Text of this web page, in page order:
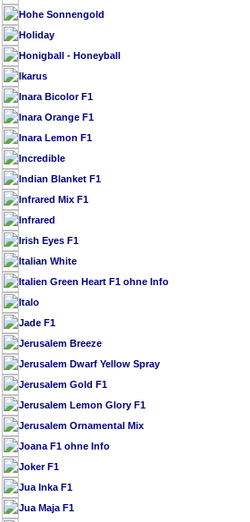
Hohe Sonnengold
Holiday
Honigball - Honeyball
Ikarus
Inara Bicolor F1
Inara Orange F1
Inara Lemon F1
Incredible
Indian Blanket F1
Infrared Mix F1
Infrared
Irish Eyes F1
Italian White
Italien Green Heart F1 ohne Info
Italo
Jade F1
Jerusalem Breeze
Jerusalem Dwarf Yellow Spray
Jerusalem Gold F1
Jerusalem Lemon Glory F1
Jerusalem Ornamental Mix
Joana F1 ohne Info
Joker F1
Jua Inka F1
Jua Maja F1